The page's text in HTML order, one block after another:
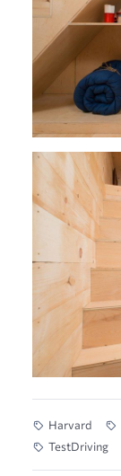
Harvard
TestDriving